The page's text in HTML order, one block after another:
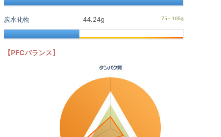
炭水化物 44.24g
【PFCバランス】